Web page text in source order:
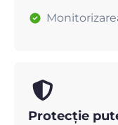
Protecție